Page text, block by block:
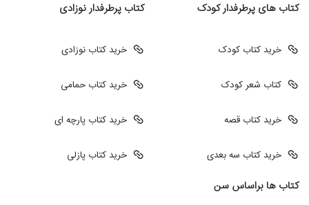
کتاب های پرطرفدار کودک
خرید کتاب کودک
کتاب شعر کودک
خرید کتاب قصه
خرید کتاب سه بعدی
کتاب پرطرفدار نوزادی
خرید کتاب نوزادی
خرید کتاب حمامی
خرید کتاب پارچه ای
خرید کتاب پازلی
کتاب ها براساس سن